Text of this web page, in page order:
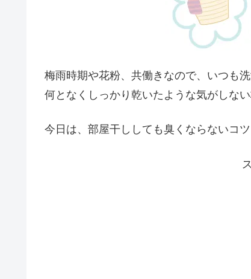
梅雨時期や花粉、共働きなので、いつも
何となくしっかり乾いたような気がしな
今日は、部屋干ししても臭くならないコ